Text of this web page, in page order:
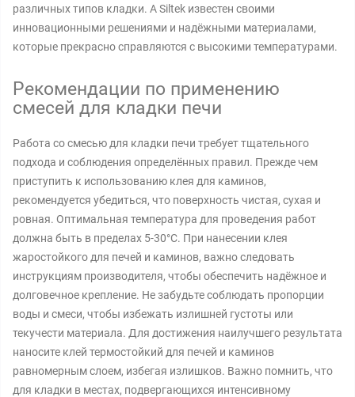
различных типов кладки. А Siltek известен своими
инновационными решениями и надёжными материалами,
которые прекрасно справляются с высокими температурами.
Рекомендации по применению
смесей для кладки печи
Работа со смесью для кладки печи требует тщательного
подхода и соблюдения определённых правил. Прежде чем
приступить к использованию клея для каминов,
рекомендуется убедиться, что поверхность чистая, сухая и
ровная. Оптимальная температура для проведения работ
должна быть в пределах 5-30°C. При нанесении клея
жаростойкого для печей и каминов, важно следовать
инструкциям производителя, чтобы обеспечить надёжное и
долговечное крепление. Не забудьте соблюдать пропорции
воды и смеси, чтобы избежать излишней густоты или
текучести материала. Для достижения наилучшего результата
наносите клей термостойкий для печей и каминов
равномерным слоем, избегая излишков. Важно помнить, что
для кладки в местах, подвергающихся интенсивному